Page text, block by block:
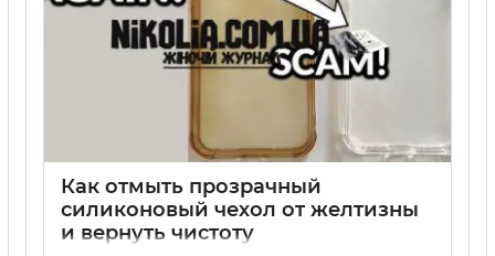
Как отмыть прозрачный
силиконовый чехол от желтизны
и вернуть чистоту